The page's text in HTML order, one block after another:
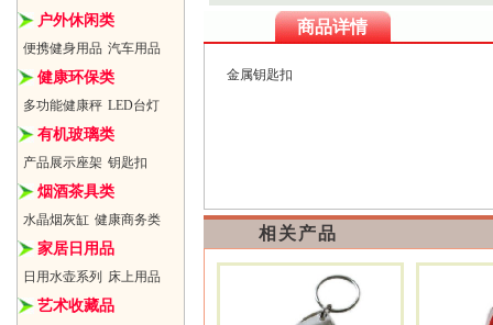
户外休闲类
便携健身用品 汽车用品
健康环保类
多功能健康秤 LED台灯
有机玻璃类
产品展示座架 钥匙扣
烟酒茶具类
水晶烟灰缸 健康商务类
家居日用品
日用水壶系列 床上用品
艺术收藏品
商品详情
金属钥匙扣
相关产品